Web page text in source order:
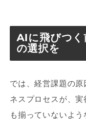
AIに飛びつく
の選択を
では、経営課題の
ネスプロセスが、
も揃っていないよ